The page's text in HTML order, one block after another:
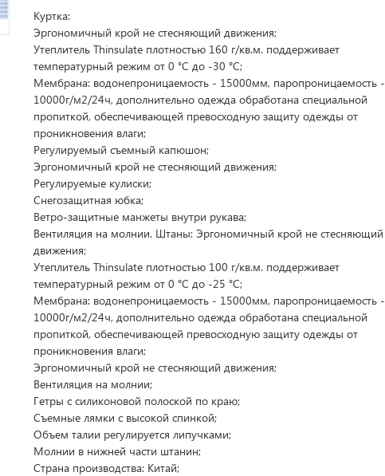
Куртка:
Эргономичный крой не стесняющий движения;
Утеплитель Thinsulate плотностью 160 г/кв.м. поддерживает
температурный режим от 0 °C до -30 °C;
Мембрана: водонепроницаемость - 15000мм, паропроницаемость -
10000г/м2/24ч, дополнительно одежда обработана специальной
пропиткой, обеспечивающей превосходную защиту одежды от
проникновения влаги;
Регулируемый съемный капюшон;
Эргономичный крой не стесняющий движения;
Регулируемые кулиски;
Снегозащитная юбка;
Ветро-защитные манжеты внутри рукава;
Вентиляция на молнии. Штаны: Эргономичный крой не стесняющий
движения;
Утеплитель Thinsulate плотностью 100 г/кв.м. поддерживает
температурный режим от 0 °C до -25 °C;
Мембрана: водонепроницаемость - 15000мм, паропроницаемость -
10000г/м2/24ч, дополнительно одежда обработана специальной
пропиткой, обеспечивающей превосходную защиту одежды от
проникновения влаги;
Эргономичный крой не стесняющий движения;
Вентиляция на молнии;
Гетры с силиконовой полоской по краю;
Съемные лямки с высокой спинкой;
Объем талии регулируется липучками;
Молнии в нижней части штанин;
Страна производства: Китай;